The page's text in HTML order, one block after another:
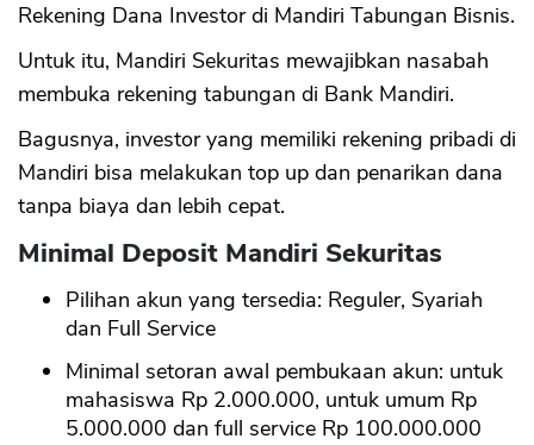
Rekening Dana Investor di Mandiri Tabungan Bisnis.
Untuk itu, Mandiri Sekuritas mewajibkan nasabah
membuka rekening tabungan di Bank Mandiri.
Bagusnya, investor yang memiliki rekening pribadi di
Mandiri bisa melakukan top up dan penarikan dana
tanpa biaya dan lebih cepat.
Minimal Deposit Mandiri Sekuritas
Pilihan akun yang tersedia: Reguler, Syariah
dan Full Service
Minimal setoran awal pembukaan akun: untuk
mahasiswa Rp 2.000.000, untuk umum Rp
5.000.000 dan full service Rp 100.000.000